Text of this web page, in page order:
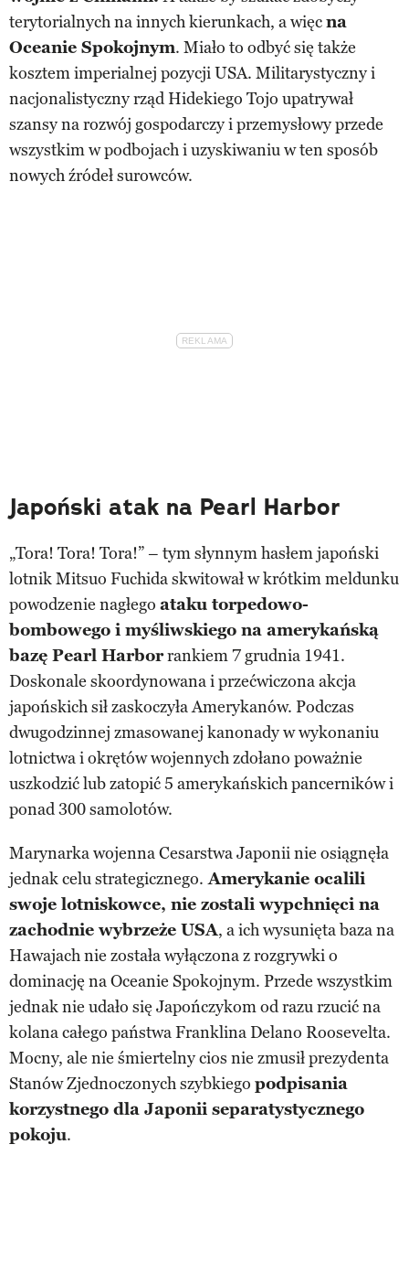
terytorialnych na innych kierunkach, a więcna
Oceanie Spokojnym. Miało to odbyć się także
kosztem imperialnej pozycji USA. Militarystyczny i
nacjonalistyczny rząd Hidekiego Tojo upatrywał
szansy na rozwój gospodarczy i przemysłowy przede
wszystkim w podbojach i uzyskiwaniu w ten sposób
nowych źródeł surowców.
Japoński atak na Pearl Harbor
„Tora! Tora! Tora!” – tym słynnym hasłem japoński
lotnik Mitsuo Fuchida skwitował w krótkim meldunku
powodzenie nagłego ataku torpedowo-
bombowego i myśliwskiego na amerykańską
bazę Pearl Harborrankiem 7 grudnia 1941.
Doskonale skoordynowana i przećwiczona akcja
japońskich sił zaskoczyła Amerykanów. Podczas
dwugodzinnej zmasowanej kanonady w wykonaniu
lotnictwa i okrętów wojennych zdołano poważnie
uszkodzić lub zatopić 5 amerykańskich pancerników i
ponad 300 samolotów.
Marynarka wojenna Cesarstwa Japonii nie osiągnęła
jednak celu strategicznego. Amerykanie ocalili
swoje lotniskowce, nie zostali wypchnięci na
zachodnie wybrzeże USA, a ich wysunięta baza na
Hawajach nie została wyłączona z rozgrywki o
dominację na Oceanie Spokojnym. Przede wszystkim
jednak nie udało się Japończykom od razu rzucić na
kolana całego państwa Franklina Delano Roosevelta.
Mocny, ale nie śmiertelny cios nie zmusił prezydenta
Stanów Zjednoczonych szybkiego podpisania
korzystnego dla Japonii separatystycznego
pokoju.